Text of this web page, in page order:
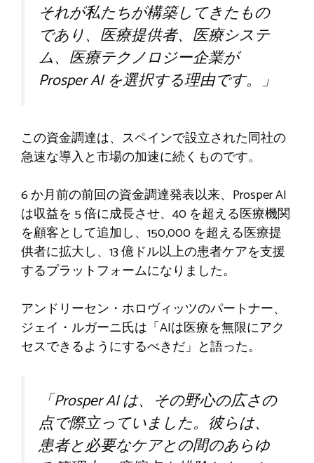
それが私たちが構築してきたもの
であり、医療提供者、医療システ
ム、医療テクノロジー企業が
Prosper AI を選択する理由です。」
この資金調達は、スペインで設立された同社の
急速な導入と市場の加速に続くものです。
6 か月前の前回の資金調達発表以来、Prosper AI
は収益を 5 倍に成長させ、40 を超える医療機関
を顧客として追加し、150,000 を超える医療提
供者に拡大し、13 億ドル以上の患者ケアを支援
するプラットフォームになりました。
アンドリーセン・ホロヴィッツのパートナー、
ジェイ・ルガーニ氏は「AIは医療を無限にアク
セスできるようにするべきだ」と語った。
「Prosper AI は、その野心の広さの
点で際立っていました。彼らは、
患者と必要なケアとの間のあらゆ